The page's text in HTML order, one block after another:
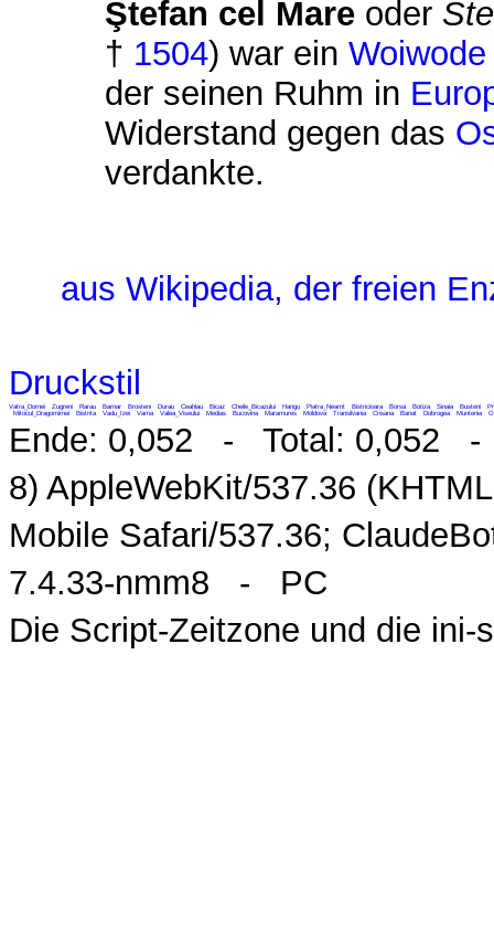
Ştefan cel Mare oder
† 1504) war einWoiwode
der seinen Ruhm in
Widerstand gegen das
verdankte.
aus Wikipedia, der freien
Druckstil
Vatra_Dornei Zugreni Rarau Barnar Brosteni Durau Ceahlau Bicaz Cheile_Bicazului Hangu Piatra_Neamt Bistricioara Borsa Botiza Sinaia Busteni
Mitocul_Dragomirnei
Bistrita Vadu_Izei Vama Valea_Viseului Medias Bucovina Maramures Moldova Transilvania Crisana Banat Dobrogea Muntenia
Ende: 0,052 - Total: 0,052 -
8) AppleWebKit/537.36
Mobile Safari/537.36;
7.4.33-nmm8 - PC
Die Script-Zeitzone und die